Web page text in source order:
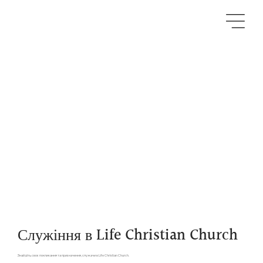
Служіння в Life Christian Church
Знайдіть своє покликання та призначення, служачи в Life Christian Church.